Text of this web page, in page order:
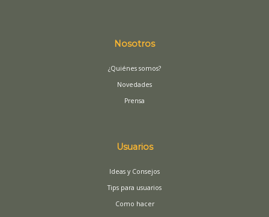
Nosotros
¿Quiénes somos?
Novedades
Prensa
Usuarios
Ideas y Consejos
Tips para usuarios
Como hacer